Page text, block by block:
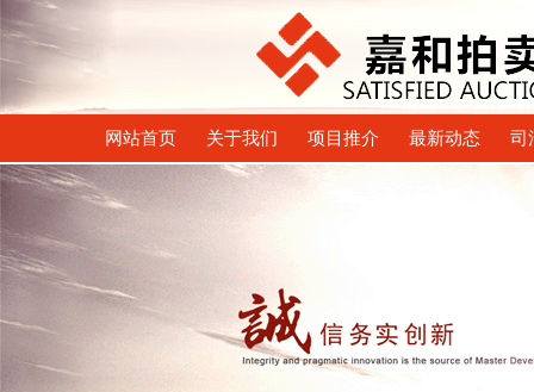
网站首页 关于我们 项目推介 最新动态 司